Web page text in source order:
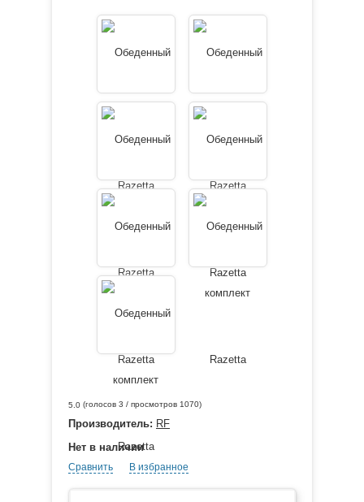
5.0 (голосов 3 / просмотров 1070)
Производитель: RF
Нет в наличии
Сравнить В избранное